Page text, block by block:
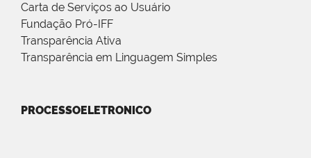
Carta de Serviços ao Usuário
Fundação Pró-IFF
Transparência Ativa
Transparência em Linguagem Simples
PROCESSOELETRONICO